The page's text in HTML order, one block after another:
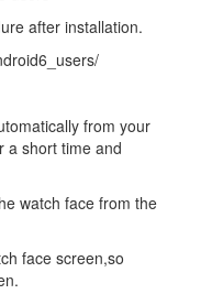
after installation.
from your
a short time and
watch face from the
face screen,so